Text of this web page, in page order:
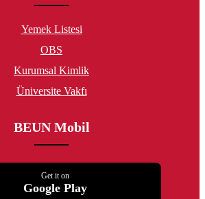
Yemek Listesi
OBS
Kurumsal Kimlik
Üniversite Vakfı
BEUN Mobil
Get it on
Google Play